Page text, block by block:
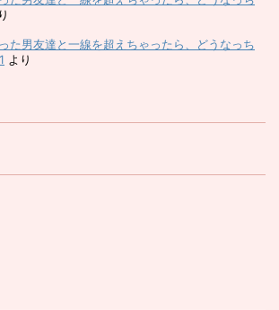
た男友達と一線を超えちゃったら、どうなっち
より